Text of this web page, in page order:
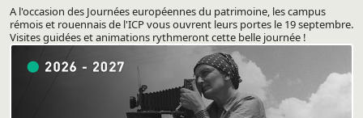
A l'occasion des Journées européennes du patrimoine, les campus
rémois et rouennais de l'ICP vous ouvrent leurs portes le 19 septembre.
Visites guidées et animations rythmeront cette belle journée !